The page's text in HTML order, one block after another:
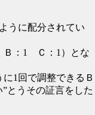
うに配分されてい
Ｂ：1 Ｃ：1）とな
1回で調整できるＢ
とうその証言をした